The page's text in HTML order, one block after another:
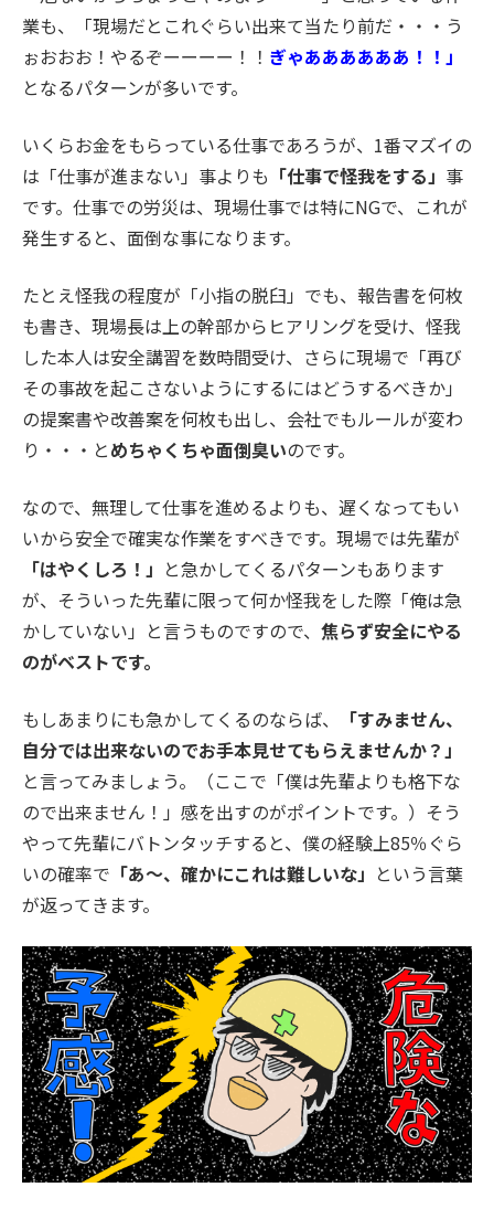
業も、「現場だとこれぐらい出来て当たり前だ・・・う
ぉおおお！やるぞーーーー！！ ぎゃああああああ！！」
となるパターンが多いです。
いくらお金をもらっている仕事であろうが、1番マズイの
は「仕事が進まない」事よりも 「仕事で怪我をする」 事
です。仕事での労災は、現場仕事では特にNGで、これが
発生すると、面倒な事になります。
たとえ怪我の程度が「小指の脱臼」でも、報告書を何枚
も書き、現場長は上の幹部からヒアリングを受け、怪我
した本人は安全講習を数時間受け、さらに現場で「再び
その事故を起こさないようにするにはどうするべきか」
の提案書や改善案を何枚も出し、会社でもルールが変わ
り・・・とめちゃくちゃ面倒臭いのです。
なので、無理して仕事を進めるよりも、遅くなってもい
いから安全で確実な作業をすべきです。現場では先輩が
「はやくしろ！」 と急かしてくるパターンもあります
が、そういった先輩に限って何か怪我をした際「俺は急
かしていない」と言うものですので、 焦らず安全にやる
のがベストです。
もしあまりにも急かしてくるのならば、
「すみません、
自分では出来ないのでお手本見せてもらえませんか？」
と言ってみましょう。（ここで「僕は先輩よりも格下な
ので出来ません！」感を出すのがポイントです。）そう
やって先輩にバトンタッチすると、僕の経験上85％ぐら
いの確率で 「あ〜、確かにこれは難しいな」 という言葉
が返ってきます。